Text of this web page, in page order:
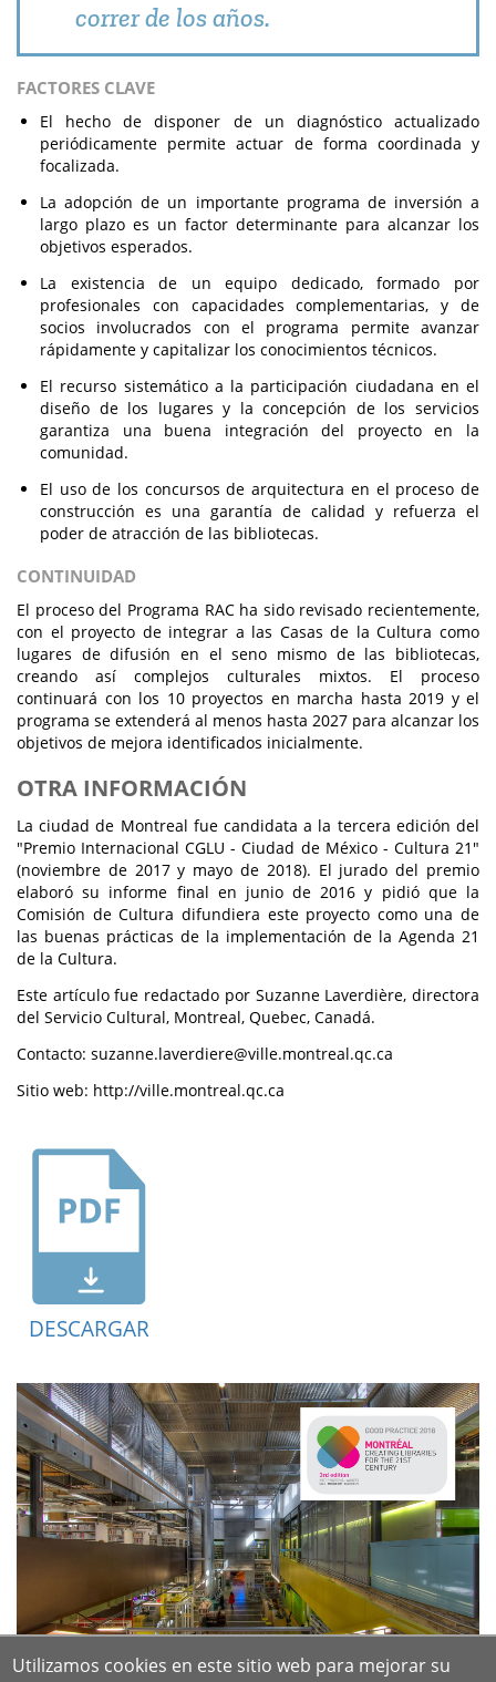
correr de los años.
FACTORES CLAVE
El hecho de disponer de un diagnóstico actualizado
periódicamente permite actuar de forma coordinada y
focalizada.
La adopción de un importante programa de inversión a
largo plazo es un factor determinante para alcanzar los
objetivos esperados.
La existencia de un equipo dedicado, formado por
profesionales con capacidades complementarias, y de
socios involucrados con el programa permite avanzar
rápidamente y capitalizar los conocimientos técnicos.
El recurso sistemático a la participación ciudadana en el
diseño de los lugares y la concepción de los servicios
garantiza una buena integración del proyecto en la
comunidad.
El uso de los concursos de arquitectura en el proceso de
construcción es una garantía de calidad y refuerza el
poder de atracción de las bibliotecas.
CONTINUIDAD
El proceso del Programa RAC ha sido revisado recientemente,
con el proyecto de integrar a las Casas de la Cultura como
lugares de difusión en el seno mismo de las bibliotecas,
creando así complejos culturales mixtos. El proceso
continuará con los 10 proyectos en marcha hasta 2019 y el
programa se extenderá al menos hasta 2027 para alcanzar los
objetivos de mejora identificados inicialmente.
OTRA INFORMACIÓN
La ciudad de Montreal fue candidata a la tercera edición del
"Premio Internacional CGLU - Ciudad de México - Cultura 21"
(noviembre de 2017 y mayo de 2018). El jurado del premio
elaboró su informe final en junio de 2016 y pidió que la
Comisión de Cultura difundiera este proyecto como una de
las buenas prácticas de la implementación de la Agenda 21
de la Cultura.
Este artículo fue redactado por Suzanne Laverdière, directora
del Servicio Cultural, Montreal, Quebec, Canadá.
Contacto: suzanne.laverdiere@ville.montreal.qc.ca
Sitio web: http://ville.montreal.qc.ca
DESCARGAR
Utilizamos cookies en este sitio web para mejorar su